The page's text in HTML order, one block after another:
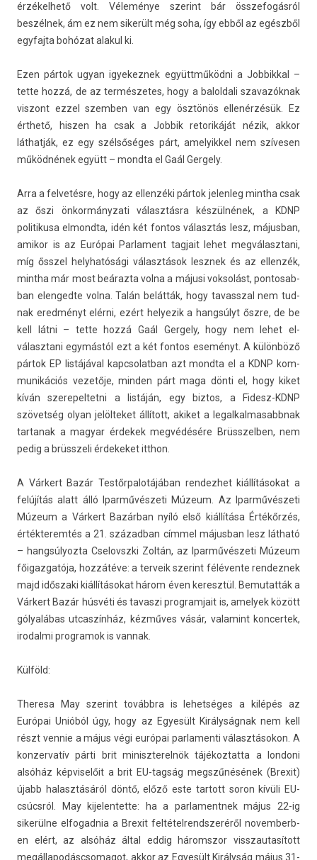
érzékel­hető volt. Véleménye szerint bár összefogás­ról
beszélnek, ám ez nem sikerült még soha, így ebből az egészből
egyfaj­ta bohózat al­akul ki.
Ezen pártok ugyan igyekez­nek együttműködni a Job­bikk­al –
tette hozzá, de az ter­mészetes, hogy a balol­dali szavazók­nak
vis­zont ezzel szemb­en van egy ösztönös ellenérzésük. Ez
érthető, hisz­en ha csak a Job­bik re­torikáját nézik, akkor
láthatják, ez egy szélsőséges párt, amelyik­kel nem szívesen
működnének együtt – mondta el Gaál Ger­ge­ly.
Arra a fel­vetés­re, hogy az el­lenzéki pártok jelen­leg mintha csak
az őszi önkor­mányzati választásra készülnének, a KDNP
politikusa el­mondta, idén két fon­tos választás lesz, május­ban,
amikor is az Európai Par­la­ment tag­jait lehet meg­választani,
míg ősszel helyhatósági választások lesznek és az el­lenzék,
mintha már most beárazta volna a májusi vok­solást, pon­tosab­
ban elen­gedte volna. Talán belátták, hogy tavassz­al nem tud­
nak eredményt elérni, ezért helyezik a hangsúlyt őszre, de be
kell látni – tette hozzá Gaál Ger­ge­ly, hogy nem lehet el­
választani egymástól ezt a két fon­tos eseményt. A különböző
pártok EP listájával kapcsolat­ban azt mondta el a KDNP kom­
munikációs vezetője, mind­en párt maga dönti el, hogy kiket
kíván szerepel­tetni a listáján, egy bi­ztos, a Fidesz-KDNP
szövetség olyan jelöl­teket állított, akiket a legal­kalmasabbnak
tar­tanak a magyar érdekek megvédésére Brüsszelb­en, nem
pedig a brüsszeli érdekeket itthon.
A Várkert Bazár Tes­tőrpalotájában re­ndez­het kiállításokat a
felújítás alatt álló Iparművészeti Múzeum. Az Iparművészeti
Múzeum a Várkert Bazárban nyíló első kiállítása Értékőrzés,
érték­terem­tés a 21. század­ban címmel május­ban lesz látható
– han­gsúlyoz­ta Cselovszki Zoltán, az Iparművészeti Múzeum
főigaz­gatója, hozzátéve: a ter­veik szerint félévente re­ndez­nek
majd időszaki kiállításokat három éven keresztül. Be­mutat­ták a
Várkert Bazár húsvéti és tavas­zi pro­gram­jait is, amelyek között
gólyalábas ut­caszín­ház, kézműves vásár, valamint kon­certek,
ir­odal­mi pro­gramok is van­nak.
Külföld:
Theresa May szerint továbbra is lehet­séges a kilépés az
Európai Unióból úgy, hogy az Egyesült Királyságnak nem kell
részt ven­nie a május végi európai par­lamen­ti választásokon. A
kon­zervatív párti brit miniszterel­nök tájékoz­tatta a lon­doni
alsóház kép­viselőit a brit EU-tagság megszűnésének (Brexit)
újabb halasztásáról döntő, előző este tar­tott soron kívüli EU-
csúcsról. May kijelen­tette: ha a par­lamentnek május 22-ig
sikerülne el­fogad­nia a Brexit fel­tétel­rendszeréről novem­berb­
en elért, az alsóház által eddig háromszor visszautasított
megál­lapodáscsomagot, akkor az Egyesült Királyság május 31-